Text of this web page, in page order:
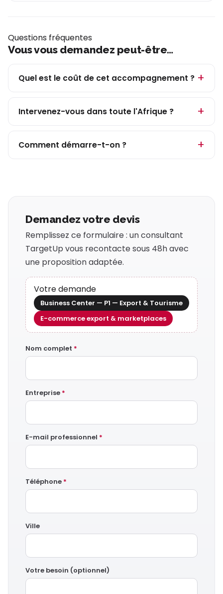
Questions fréquentes
Vous vous demandez peut-être…
Quel est le coût de cet accompagnement ?
Intervenez-vous dans toute l'Afrique ?
Comment démarre-t-on ?
Demandez votre devis
Remplissez ce formulaire : un consultant
TargetUp vous recontacte sous 48h avec
une proposition adaptée.
Votre demande
Business Center — P1 — Export & Tourisme
E-commerce export & marketplaces
Nom complet *
Entreprise *
E-mail professionnel *
Téléphone *
Ville
Votre besoin (optionnel)